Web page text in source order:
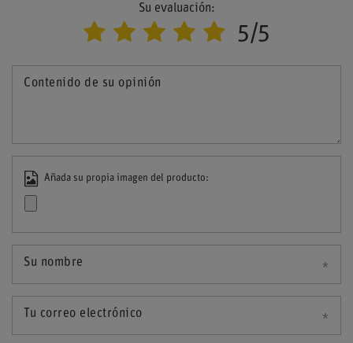
Su evaluación:
5/5
Contenido de su opinión
Añada su propia imagen del producto:
Su nombre
Tu correo electrónico